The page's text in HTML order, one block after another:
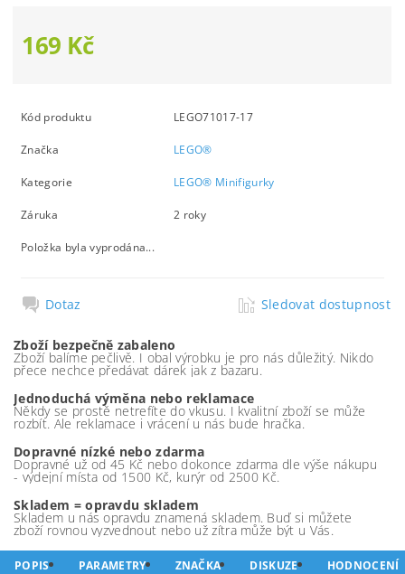
169 Kč
Kód produktu LEGO71017-17
Značka LEGO®
Kategorie LEGO® Minifigurky
Záruka 2 roky
Položka byla vyprodána...
Dotaz Sledovat dostupnost
Zboží bezpečně zabaleno
Zboží balíme pečlivě. I obal výrobku je pro nás důležitý. Nikdo
přece nechce předávat dárek jak z bazaru.
Jednoduchá výměna nebo reklamace
Někdy se prostě netrefíte do vkusu. I kvalitní zboží se může
rozbít. Ale reklamace i vrácení u nás bude hračka.
Dopravné nízké nebo zdarma
Dopravné už od 45 Kč nebo dokonce zdarma dle výše nákupu
- výdejní místa od 1500 Kč, kurýr od 2500 Kč.
Skladem = opravdu skladem
Skladem u nás opravdu znamená skladem. Buď si můžete
zboží rovnou vyzvednout nebo už zítra může být u Vás.
POPIS PARAMETRY ZNAČKA DISKUZE HODNOCENÍ